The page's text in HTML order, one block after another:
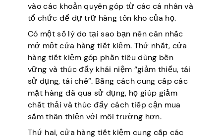
vào các khoản quyên góp từ các cá nhân và
tổ chức để dự trữ hàng tồn kho của họ.
Có một số lý do tại sao bạn nên cân nhắc
mở một cửa hàng tiết kiệm. Thứ nhất, cửa
hàng tiết kiệm góp phần tiêu dùng bền
vững và thúc đẩy khái niệm “giảm thiểu, tái
sử dụng, tái chế”. Bằng cách cung cấp các
mặt hàng đã qua sử dụng, họ giúp giảm
chất thải và thúc đẩy cách tiếp cận mua
sắm thân thiện với môi trường hơn.
Thứ hai, cửa hàng tiết kiệm cung cấp các